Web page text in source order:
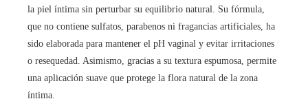
la piel íntima sin perturbar su equilibrio natural. Su fórmula,
que no contiene sulfatos, parabenos ni fragancias artificiales, ha
sido elaborada para mantener el pH vaginal y evitar irritaciones
o resequedad. Asimismo, gracias a su textura espumosa, permite
una aplicación suave que protege la flora natural de la zona
íntima.